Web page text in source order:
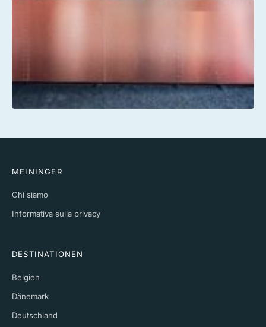
MEININGER
Chi siamo
Informativa sulla privacy
DESTINATIONEN
Belgien
Dänemark
Deutschland